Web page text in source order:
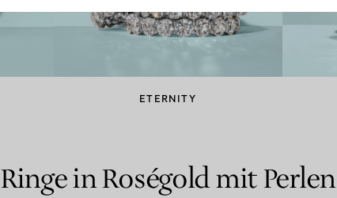
ETERNITY
Ringe in Roségold mit Perlen